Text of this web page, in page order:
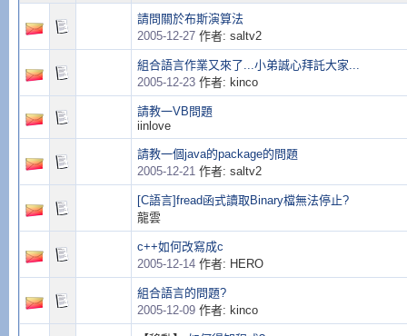
請問關於布斯演算法
2005-12-27作者: saltv2
組合語言作業又來了...小弟誠心拜託大家...
2005-12-23作者: kinco
請教一VB問題
iinlove
請教一個java的package的問題
2005-12-21作者: saltv2
[C語言]fread函式讀取Binary檔無法停止?
龍雲
c++如何改寫成c
2005-12-14作者: HERO
組合語言的問題?
2005-12-09作者: kinco